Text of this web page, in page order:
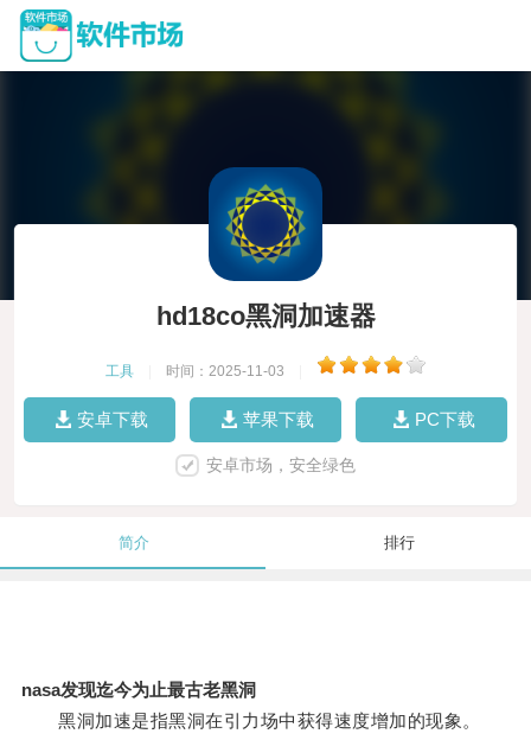
hd18co黑洞加速器
工具 时间：2025-11-03
安卓下载 苹果下载 PC下载
安卓市场，安全绿色
简介 排行
nasa发现迄今为止最古老黑洞
黑洞加速是指黑洞在引力场中获得速度增加的现象。